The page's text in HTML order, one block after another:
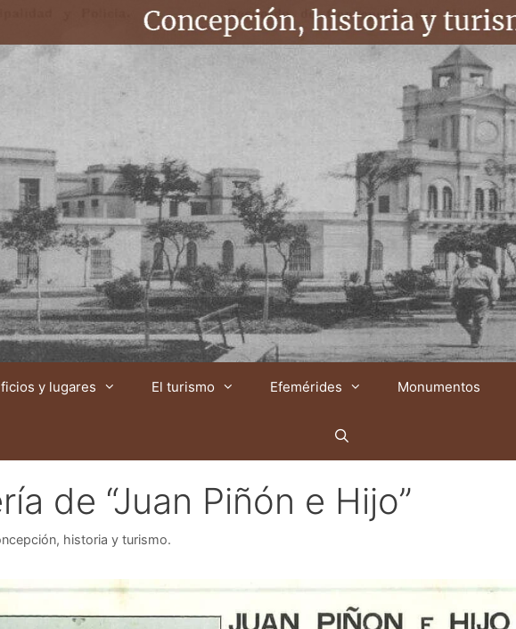
y lugares El turismo Efemérides Monumentos
de “Juan Piñón e Hijo”
historia y turismo.